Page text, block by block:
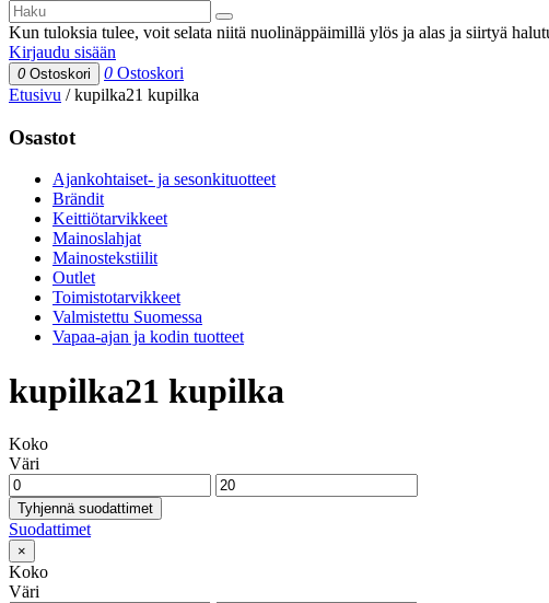
Kun tuloksia tulee, voit selata niitä nuolinäppäimillä ylös ja alas ja siirtyä
Kirjaudu sisään
0 Ostoskori 0 Ostoskori
Etusivu /kupilka21 kupilka
Osastot
Ajankohtaiset- ja sesonkituotteet
Brändit
Keittiötarvikkeet
Mainoslahjat
Mainostekstiilit
Outlet
Toimistotarvikkeet
Valmistettu Suomessa
Vapaa-ajan ja kodin tuotteet
kupilka21 kupilka
Koko
Väri
Tyhjennä suodattimet
Suodattimet
×
Koko
Väri